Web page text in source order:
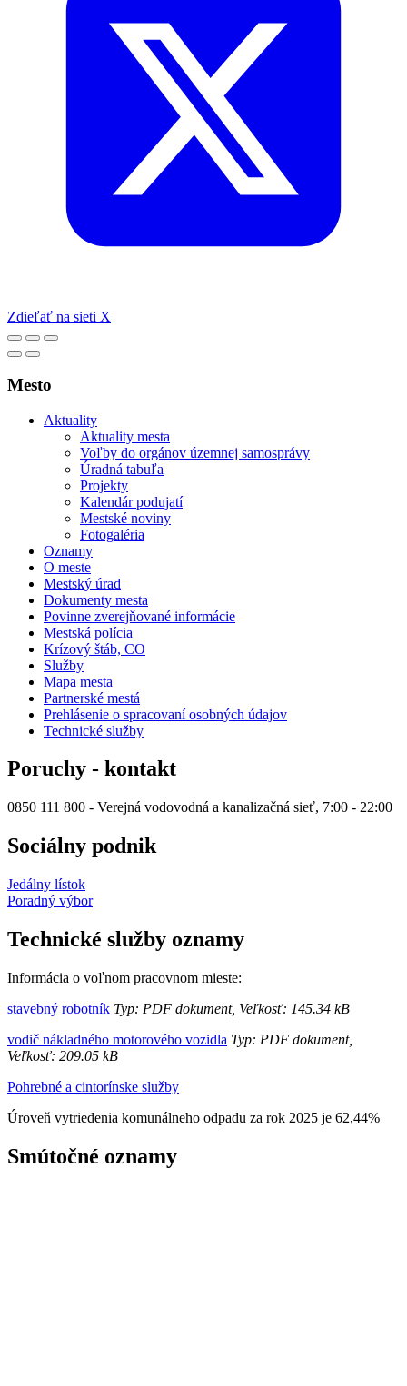
Zdieľať na sieti X
Mesto
Aktuality
Aktuality mesta
Voľby do orgánov územnej samosprávy
Úradná tabuľa
Projekty
Kalendár podujatí
Mestské noviny
Fotogaléria
Oznamy
O meste
Mestský úrad
Dokumenty mesta
Povinne zverejňované informácie
Mestská polícia
Krízový štáb, CO
Služby
Mapa mesta
Partnerské mestá
Prehlásenie o spracovaní osobných údajov
Technické služby
Poruchy - kontakt
0850 111 800 - Verejná vodovodná a kanalizačná sieť, 7:00 - 22:00
Sociálny podnik
Jedálny lístok
Poradný výbor
Technické služby oznamy
Informácia o voľnom pracovnom mieste:
stavebný robotník Typ: PDF dokument, Veľkosť: 145.34 kB
vodič nákladného motorového vozidla Typ: PDF dokument,
Veľkosť: 209.05 kB
Pohrebné a cintorínske služby
Úroveň vytriedenia komunálneho odpadu za rok 2025 je 62,44%
Smútočné oznamy